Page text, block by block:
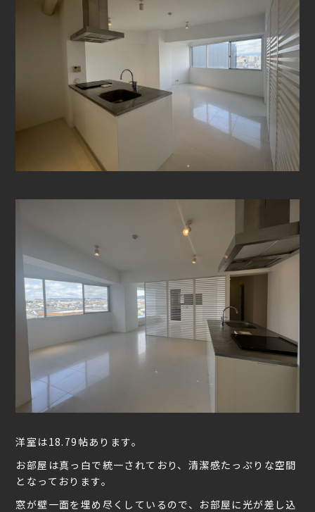
洋室は18.79帖あります。
お部屋は真っ白で統一されており、清潔感たっぷりな空間
となっております。
窓が壁一面を埋め尽くしているので、お部屋に光が差し込